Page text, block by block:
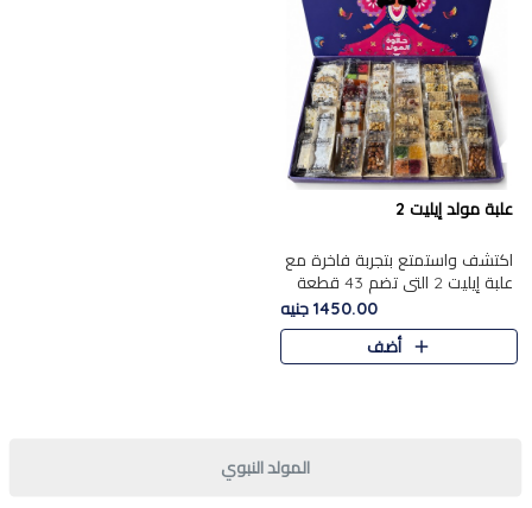
علبة مولد إيليت 2
اكتشف واستمتع بتجربة فاخرة مع
علبة إيليت 2 التي تضم 43 قطعة
تشكيلة من أرقى حلويات المولد
الشرقية المصرية الأصيلة ,معروضة
بشكل جميل في علبة أ..
1450.00 جنيه
أضف
المولد النبوي